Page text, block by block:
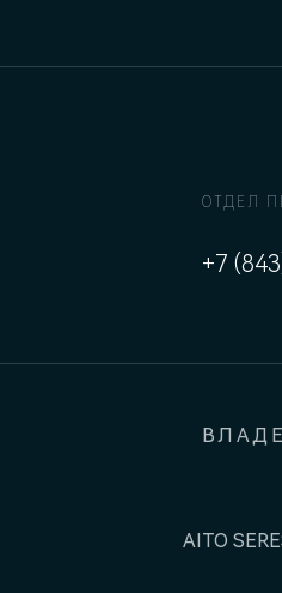
AITO
ОТДЕЛ
+7